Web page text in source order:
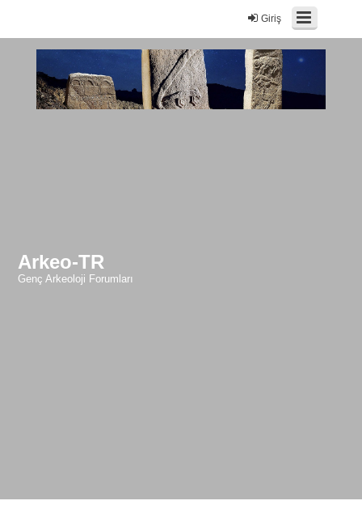
Giriş
Arkeo-TR
Genç Arkeoloji Forumları